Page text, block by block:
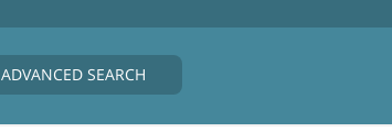
ADVANCED SEARCH